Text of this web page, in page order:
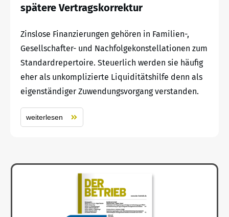
spätere Vertragskorrektur
Zinslose Finanzierungen gehören in Familien-,
Gesellschafter- und Nachfolgekonstellationen zum
Standardrepertoire. Steuerlich werden sie häufig
eher als unkomplizierte Liquiditätshilfe denn als
eigenständiger Zuwendungsvorgang verstanden.
weiterlesen